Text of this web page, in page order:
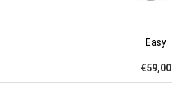
Easy
€59,00